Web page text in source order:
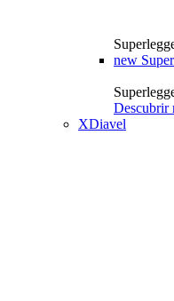
new
Descubrir
XDiavel